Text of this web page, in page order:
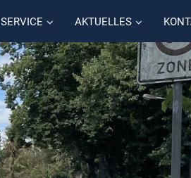
SERVICE AKTUELLES